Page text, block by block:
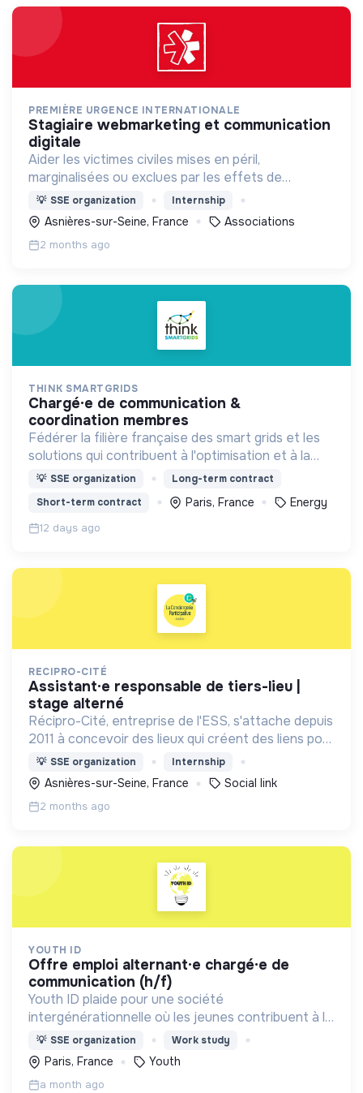
PREMIÈRE URGENCE INTERNATIONALE
stagiaire webmarketing et communication
digitale
Aider les victimes civiles mises en péril,
marginalisées ou exclues par les effets de
catastrophes naturelles, de guerres et de
situations d’effondrement économique.
💡 SSE organization Internship
Asnières-sur-Seine, France Associations
2 months ago
THINK SMARTGRIDS
chargé·e de communication &
coordination membres
Fédérer la filière française des smart grids et les
solutions qui contribuent à l'optimisation et à la
sécurité d’approvisionnement du système
💡 SSE organization
Long-term contract
Short-term contract
Paris, France Energy
12 days ago
RECIPRO-CITÉ
assistant·e responsable de tiers-lieu |
stage alterné
Récipro-Cité, entreprise de l'ESS, s'attache depuis
2011 à concevoir des lieux qui créent des liens pour
imaginer la ville solidaire de demain.
💡 SSE organization Internship
Asnières-sur-Seine, France Social link
2 months ago
YOUTH ID
offre emploi alternant·e chargé·e de
communication (h/f)
Youth ID plaide pour une société
intergénérationnelle où les jeunes contribuent à la
construction d’un monde durable. Accompagner la
jeunesse, plus particulièrement les publics
prioritaires, à agir
💡 SSE organization Work study
Paris, France Youth
a month ago